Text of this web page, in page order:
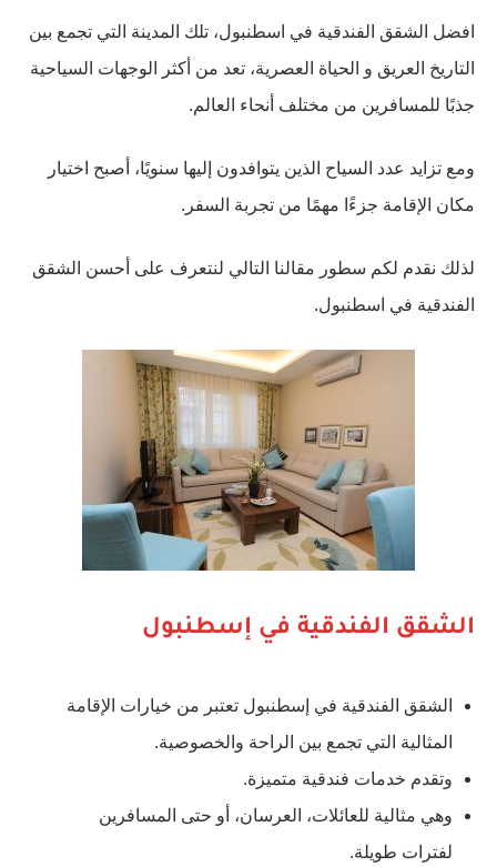
افضل الشقق الفندقية في اسطنبول، تلك المدينة التي تجمع بين
التاريخ العريق و الحياة العصرية، تعد من أكثر الوجهات السياحية
جذبًا للمسافرين من مختلف أنحاء العالم.
ومع تزايد عدد السياح الذين يتوافدون إليها سنويًا، أصبح اختيار
مكان الإقامة جزءًا مهمًا من تجربة السفر.
لذلك نقدم لكم سطور مقالنا التالي لنتعرف على أحسن الشقق
الفندقية في اسطنبول.
الشقق الفندقية في إسطنبول
الشقق الفندقية في إسطنبول تعتبر من خيارات الإقامة
المثالية التي تجمع بين الراحة والخصوصية.
وتقدم خدمات فندقية متميزة.
وهي مثالية للعائلات، العرسان، أو حتى المسافرين
لفترات طويلة.